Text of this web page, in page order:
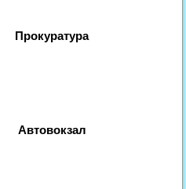
Прокуратура
Автовокзал